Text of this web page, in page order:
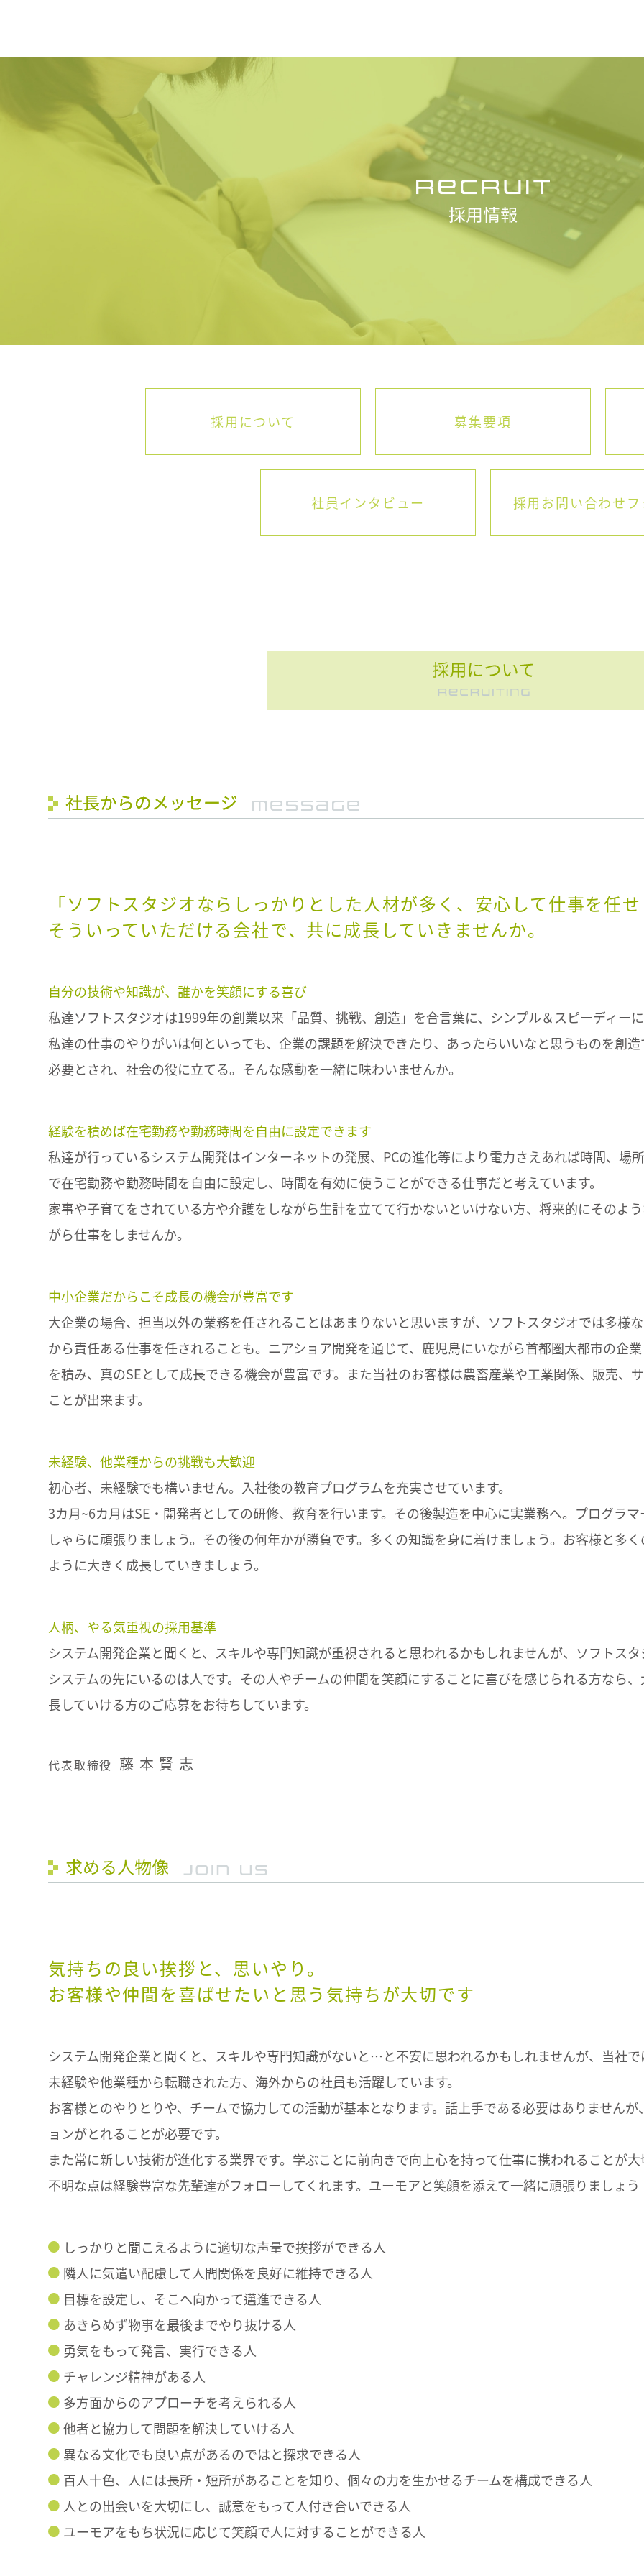
採用について 募集要項
社員インタビュー 採用お問い合わせ
「ソフトスタジオならしっかりとした人材が多く、安心して仕事を任
そういっていただける会社で、共に成長していきませんか。
自分の技術や知識が、誰かを笑顔にする喜び
私達ソフトスタジオは1999年の創業以来「品質、挑戦、創造」を合言葉に、シンプル＆スピーディー
私達の仕事のやりがいは何といっても、企業の課題を解決できたり、あったらいいなと思うものを創
必要とされ、社会の役に立てる。そんな感動を一緒に味わいませんか。
経験を積めば在宅勤務や勤務時間を自由に設定できます
私達が行っているシステム開発はインターネットの発展、PCの進化等により電力さえあれば時間、場
で在宅勤務や勤務時間を自由に設定し、時間を有効に使うことができる仕事だと考えています。
家事や子育てをされている方や介護をしながら生計を立てて行かないといけない方、将来的にそのよ
がら仕事をしませんか。
中小企業だからこそ成長の機会が豊富です
大企業の場合、担当以外の業務を任されることはあまりないと思いますが、ソフトスタジオでは多様
から責任ある仕事を任されることも。ニアショア開発を通じて、鹿児島にいながら首都圏大都市の企
を積み、真のSEとして成長できる機会が豊富です。また当社のお客様は農畜産業や工業関係、販売、
ことが出来ます。
未経験、他業種からの挑戦も大歓迎
初心者、未経験でも構いません。入社後の教育プログラムを充実させています。
3カ月~6カ月はSE・開発者としての研修、教育を行います。その後製造を中心に実業務へ。プログラ
しゃらに頑張りましょう。その後の何年かが勝負です。多くの知識を身に着けましょう。お客様と多
ように大きく成長していきましょう。
人柄、やる気重視の採用基準
システム開発企業と聞くと、スキルや専門知識が重視されると思われるかもしれませんが、ソフトス
システムの先にいるのは人です。その人やチームの仲間を笑顔にすることに喜びを感じられる方なら
長していける方のご応募をお待ちしています。
代表取締役 藤 本 賢 志
気持ちの良い挨拶と、思いやり。
お客様や仲間を喜ばせたいと思う気持ちが大切です
システム開発企業と聞くと、スキルや専門知識がないと…と不安に思われるかもしれませんが、当社
未経験や他業種から転職された方、海外からの社員も活躍しています。
お客様とのやりとりや、チームで協力しての活動が基本となります。話上手である必要はありません
ョンがとれることが必要です。
また常に新しい技術が進化する業界です。学ぶことに前向きで向上心を持って仕事に携われることが
不明な点は経験豊富な先輩達がフォローしてくれます。ユーモアと笑顔を添えて一緒に頑張りましょう
しっかりと聞こえるように適切な声量で挨拶ができる人
隣人に気遣い配慮して人間関係を良好に維持できる人
目標を設定し、そこへ向かって邁進できる人
あきらめず物事を最後までやり抜ける人
勇気をもって発言、実行できる人
チャレンジ精神がある人
多方面からのアプローチを考えられる人
他者と協力して問題を解決していける人
異なる文化でも良い点があるのではと探求できる人
百人十色、人には⾧所・短所があることを知り、個々の力を生かせるチームを構成できる人
人との出会いを大切にし、誠意をもって人付き合いできる人
ユーモアをもち状況に応じて笑顔で人に対することができる人